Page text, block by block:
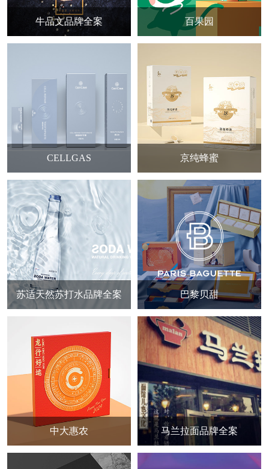
牛品文品牌全案 百果园
CELLGAS 京纯蜂蜜
苏适天然苏打水品牌全案 巴黎贝甜
中大惠农 马兰拉面品牌全案